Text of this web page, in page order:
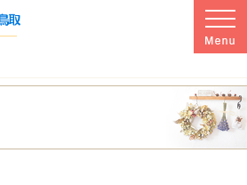
梨浜町の新築・リフォーム・改修工事・新築戸
ム・改修工事・新築戸建てを手がける工務店な